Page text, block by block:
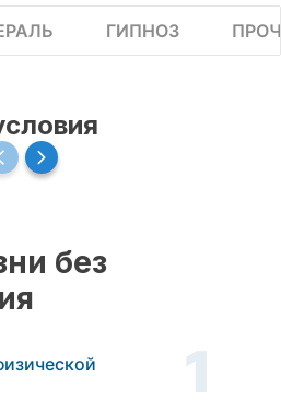
ГИПНОЗ
без
1